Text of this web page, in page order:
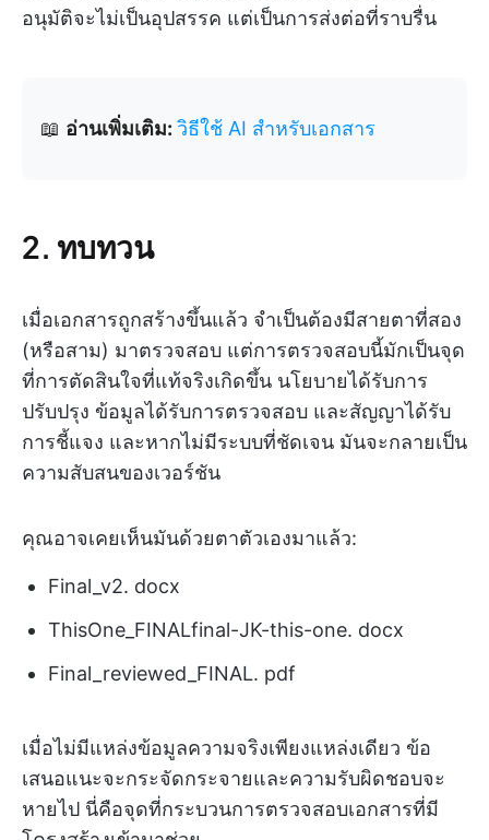
อนุมัติจะไม่เป็นอุปสรรค แต่เป็นการส่งต่อที่ราบรื่น
📖 อ่านเพิ่มเติม: วิธีใช้ AI สำหรับเอกสาร
2. ทบทวน
เมื่อเอกสารถูกสร้างขึ้นแล้ว จำเป็นต้องมีสายตาที่สอง
(หรือสาม) มาตรวจสอบ แต่การตรวจสอบนี้มักเป็นจุด
ที่การตัดสินใจที่แท้จริงเกิดขึ้น นโยบายได้รับการ
ปรับปรุง ข้อมูลได้รับการตรวจสอบ และสัญญาได้รับ
การชี้แจง และหากไม่มีระบบที่ชัดเจน มันจะกลายเป็น
ความสับสนของเวอร์ชัน
คุณอาจเคยเห็นมันด้วยตาตัวเองมาแล้ว:
Final_v2. docx
ThisOne_FINALfinal-JK-this-one. docx
Final_reviewed_FINAL. pdf
เมื่อไม่มีแหล่งข้อมูลความจริงเพียงแหล่งเดียว ข้อ
เสนอแนะจะกระจัดกระจายและความรับผิดชอบจะ
หายไป นี่คือจุดที่กระบวนการตรวจสอบเอกสารที่มี